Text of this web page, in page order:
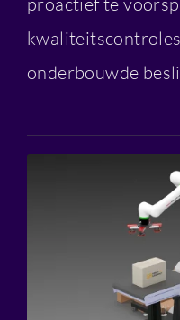
onderbouwde